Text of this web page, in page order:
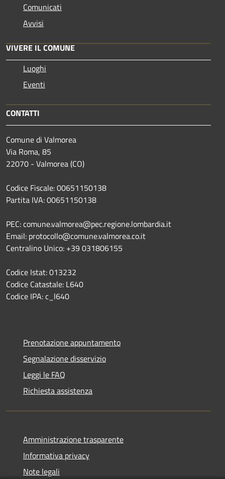
Comunicati
Avvisi
VIVERE IL COMUNE
Luoghi
Eventi
CONTATTI
Comune di Valmorea
Via Roma, 85
22070 - Valmorea (CO)
Codice Fiscale: 00651150138
Partita IVA: 00651150138
PEC: comune.valmorea@pec.regione.lombardia.it
Email: protocollo@comune.valmorea.co.it
Centralino Unico: +39 031806155
Codice Istat: 013232
Codice Catastale: L640
Codice IPA: c_l640
Prenotazione appuntamento
Segnalazione disservizio
Leggi le FAQ
Richiesta assistenza
Amministrazione trasparente
Informativa privacy
Note legali